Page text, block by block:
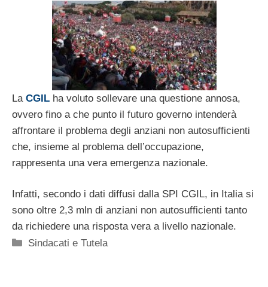
La CGIL ha voluto sollevare una questione annosa,
ovvero fino a che punto il futuro governo intenderà
affrontare il problema degli anziani non autosufficienti
che, insieme al problema dell’occupazione,
rappresenta una vera emergenza nazionale.
Infatti, secondo i dati diffusi dalla SPI CGIL, in Italia si
sono oltre 2,3 mln di anziani non autosufficienti tanto
da richiedere una risposta vera a livello nazionale.
Categorie
Sindacati e Tutela